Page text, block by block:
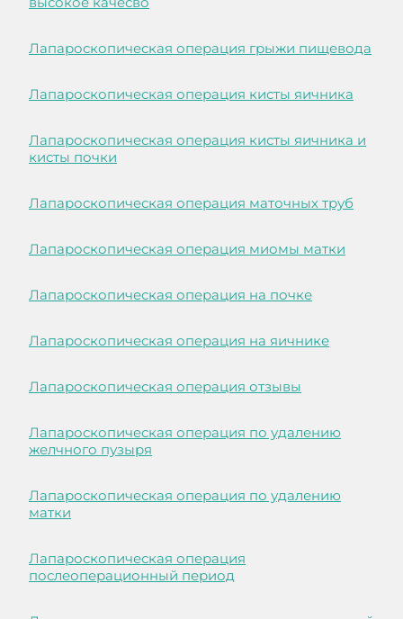
Лапароскопическая операция грыжи пищевода
Лапароскопическая операция кисты яичника
Лапароскопическая операция кисты яичника и
кисты почки
Лапароскопическая операция маточных труб
Лапароскопическая операция миомы матки
Лапароскопическая операция на почке
Лапароскопическая операция на яичнике
Лапароскопическая операция отзывы
Лапароскопическая операция по удалению
желчного пузыря
Лапароскопическая операция по удалению
матки
Лапароскопическая операция
послеоперационный период